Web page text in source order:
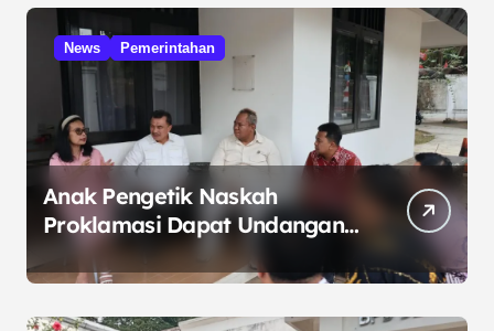
News Pemerintahan
Anak Pengetik Naskah
Proklamasi Dapat Undangan
HUT RI dari Presiden
Prabowo